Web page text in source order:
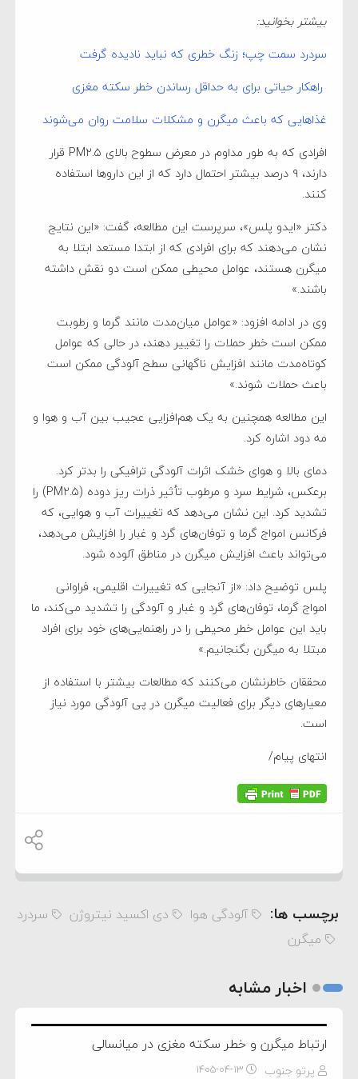
بیشتر بخوانید:
سردرد سمت چپ؛ زنگ خطری که نباید نادیده گرفت
راهکار حیاتی برای به حداقل رساندن خطر سکته مغزی
غذا‌هایی که باعث میگرن و مشکلات سلامت روان می‌شوند
افرادی که به طور مداوم در معرض سطوح بالای PM۲.۵ قرار
دارند، ۹ درصد بیشتر احتمال دارد که از این داروها استفاده
کنند.
دکتر «ایدو پلس»، سرپرست این مطالعه، گفت: «این نتایج
نشان می‌دهند که برای افرادی که از ابتدا مستعد ابتلا به
میگرن هستند، عوامل محیطی ممکن است دو نقش داشته
باشند.»
وی در ادامه افزود: «عوامل میان‌مدت مانند گرما و رطوبت
ممکن است خطر حملات را تغییر دهند، در حالی که عوامل
کوتاه‌مدت مانند افزایش ناگهانی سطح آلودگی ممکن است
باعث حملات شوند.»
این مطالعه همچنین به یک هم‌افزایی عجیب بین آب و هوا و
مه دود اشاره کرد.
دمای بالا و هوای خشک اثرات آلودگی ترافیکی را بدتر کرد.
برعکس، شرایط سرد و مرطوب تأثیر ذرات ریز دوده (PM۲.۵) را
تشدید کرد. این نشان می‌دهد که تغییرات آب و هوایی، که
فرکانس امواج گرما و توفان‌های گرد و غبار را افزایش می‌دهد،
می‌تواند باعث افزایش میگرن در مناطق آلوده شود.
پلس توضیح داد: «از آنجایی که تغییرات اقلیمی، فراوانی
امواج گرما، توفان‌های گرد و غبار و آلودگی را تشدید می‌کند، ما
باید این عوامل خطر محیطی را در راهنمایی‌های خود برای افراد
مبتلا به میگرن بگنجانیم.»
محققان خاطرنشان می‌کنند که مطالعات بیشتر با استفاده از
معیارهای دیگر برای فعالیت میگرن در پی آلودگی مورد نیاز
است.
انتهای پیام/
برچسب ها: آلودگی هوا دی اکسید نیتروژن
سردرد
میگرن
اخبار مشابه
ارتباط میگرن و خطر سکته مغزی در میانسالی
پرتو جنوب ۱۴۰۵-۰۴-۱۳